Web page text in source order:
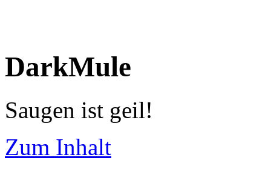
DarkMule
Saugen ist geil!
Zum Inhalt